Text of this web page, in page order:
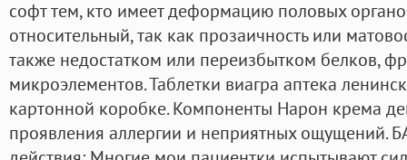
софт тем, кто имеет деформацию половых
относительный, так как прозаичность или
также недостатком или переизбытком белков,
микроэлементов. Таблетки виагра аптека
картонной коробке. Компоненты Нарон крема
проявления аллергии и неприятных ощущений.